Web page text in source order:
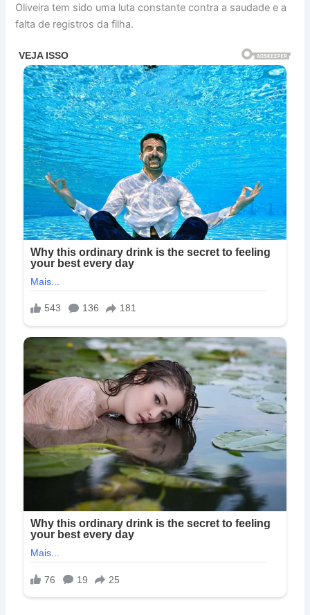
Oliveira tem sido uma luta constante contra a saudade e a
falta de registros da filha.